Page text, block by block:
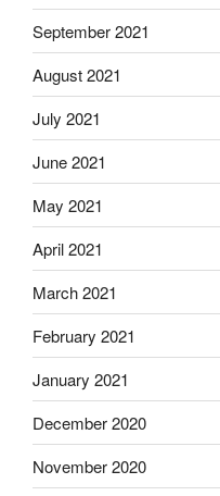
September 2021
August 2021
July 2021
June 2021
May 2021
April 2021
March 2021
February 2021
January 2021
December 2020
November 2020